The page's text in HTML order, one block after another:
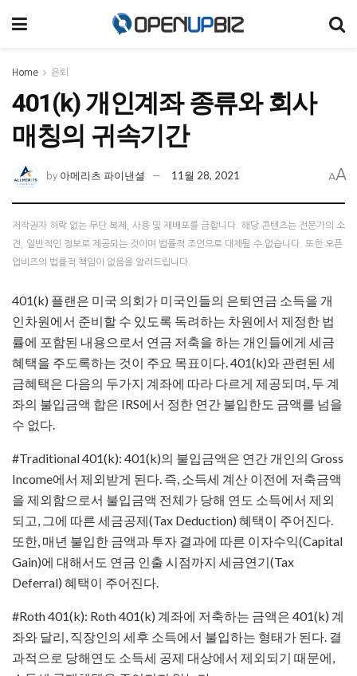
Home 은퇴
401(k) 개인계좌 종류와 회사
매칭의 귀속기간
by 아메리츠 파이낸셜 11월 28, 2021 AA
저작권자 허락 없는 무단 복제, 사용 및 재배포를 금합니다. 해당 콘텐츠는 전문가의 소
견, 일반적인 정보로 제공되는 것이며 법률적 조언으로 대체될 수 없습니다. 또한 오픈
업비즈의 법률적 책임이 없음을 알려드립니다.
401(k) 플랜은 미국 의회가 미국인들의 은퇴연금 소득을 개
인차원에서 준비할 수 있도록 독려하는 차원에서 제정한 법
률에 포함된 내용으로서 연금 저축을 하는 개인들에게 세금
혜택을 주도록하는 것이 주요 목표이다. 401(k)와 관련된 세
금혜택은 다음의 두가지 계좌에 따라 다르게 제공되며, 두 계
좌의 불입금액 합은 IRS에서 정한 연간 불입한도 금액를 넘을
수 없다.
#Traditional 401(k): 401(k)의 불입금액은 연간 개인의 Gross
Income에서 제외받게 된다. 즉, 소득세 계산 이전에 저축금액
을 제외함으로서 불입금액 전체가 당해 연도 소득에서 제외
되고, 그에 따른 세금공제(Tax Deduction) 혜택이 주어진다.
또한, 매년 불입한 금액과 투자 결과에 따른 이자수익(Capital
Gain)에 대해서도 연금 인출 시점까지 세금연기(Tax
Deferral) 혜택이 주어진다.
#Roth 401(k): Roth 401(k) 계좌에 저축하는 금액은 401(k) 계
좌와 달리, 직장인의 세후 소득에서 불입하는 형태가 된다. 결
과적으로 당해연도 소득세 공제 대상에서 제외되기 때문에,